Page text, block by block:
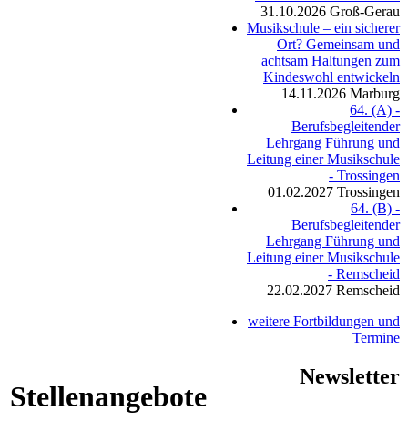
Stellenangebote
31.10.2026 Groß-Gerau
Musikschule – ein sicherer
Ort? Gemeinsam und
achtsam Haltungen zum
Kindeswohl entwickeln
14.11.2026 Marburg
64. (A) -
Berufsbegleitender
Lehrgang Führung und
Leitung einer Musikschule
- Trossingen
01.02.2027 Trossingen
64. (B) -
Berufsbegleitender
Lehrgang Führung und
Leitung einer Musikschule
- Remscheid
22.02.2027 Remscheid
weitere Fortbildungen und
Termine
Newsletter